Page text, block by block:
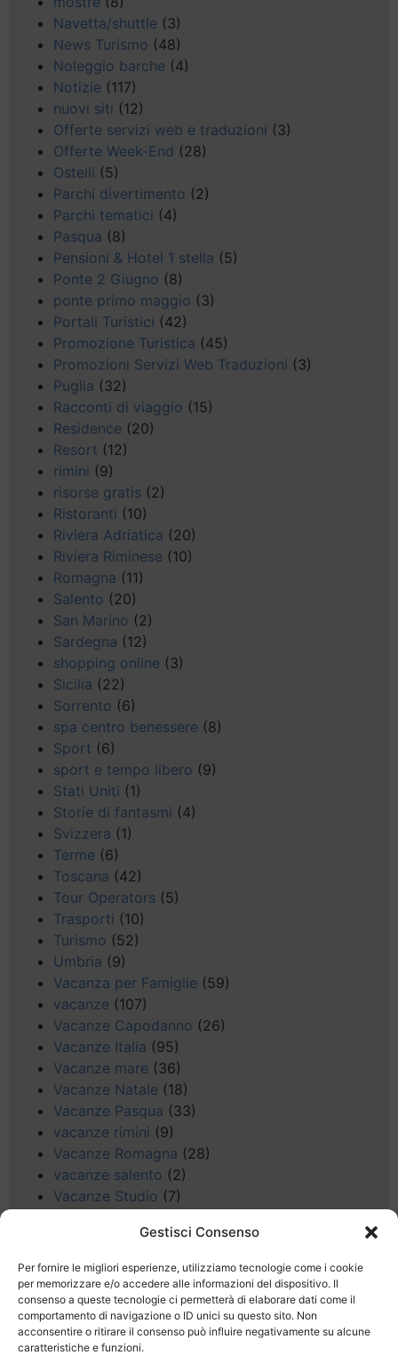
Gestisci Consenso
Per fornire le migliori esperienze, utilizziamo tecnologie come i cookie
per memorizzare e/o accedere alle informazioni del dispositivo. Il
consenso a queste tecnologie ci permetterà di elaborare dati come il
comportamento di navigazione o ID unici su questo sito. Non
acconsentire o ritirare il consenso può influire negativamente su alcune
caratteristiche e funzioni.
Navetta/shuttle (3)
News Turismo (48)
Noleggio barche (4)
Notizie (117)
nuovi siti (12)
Offerte servizi web e traduzioni (3)
Offerte Week-End (28)
Ostelli (5)
Parchi divertimento (2)
Parchi tematici (4)
Pasqua (8)
Pensioni & Hotel 1 stella (5)
Ponte 2 Giugno (8)
ponte primo maggio (3)
Portali Turistici (42)
Promozione Turistica (45)
Promozioni Servizi Web Traduzioni (3)
Puglia (32)
Racconti di viaggio (15)
Residence (20)
Resort (12)
rimini (9)
risorse gratis (2)
Ristoranti (10)
Riviera Adriatica (20)
Riviera Riminese (10)
Romagna (11)
Salento (20)
San Marino (2)
Sardegna (12)
shopping online (3)
Sicilia (22)
Sorrento (6)
spa centro benessere (8)
Sport (6)
sport e tempo libero (9)
Stati Uniti (1)
Storie di fantasmi (4)
Svizzera (1)
Terme (6)
Toscana (42)
Tour Operators (5)
Trasporti (10)
Turismo (52)
Umbria (9)
Vacanza per Famiglie (59)
vacanze (107)
Vacanze Capodanno (26)
Vacanze Italia (95)
Vacanze mare (36)
Vacanze Natale (18)
Vacanze Pasqua (33)
vacanze rimini (9)
Vacanze Romagna (28)
vacanze salento (2)
Vacanze Studio (7)
Valle d'Aosta(5)
Veneto (25)
Voli low cost(4)
Web(9)
week end(45)
Wellness(11)